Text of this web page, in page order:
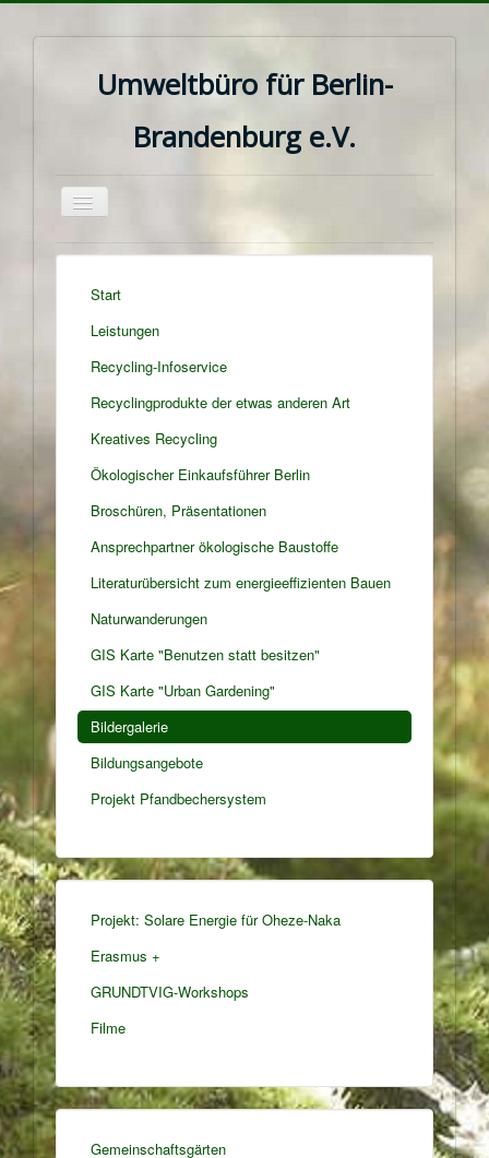
Umweltbüro für Berlin-
Brandenburg e.V.
Navigation
Start
Leistungen
Recycling-Infoservice
Recyclingprodukte der etwas anderen Art
Kreatives Recycling
Ökologischer Einkaufsführer Berlin
Broschüren, Präsentationen
Ansprechpartner ökologische Baustoffe
Literaturübersicht zum energieeffizienten Bauen
Naturwanderungen
GIS Karte "Benutzen statt besitzen"
GIS Karte "Urban Gardening"
Bildergalerie
Bildungsangebote
Projekt Pfandbechersystem
Projekt: Solare Energie für Oheze-Naka
Erasmus +
GRUNDTVIG-Workshops
Filme
Gemeinschaftsgärten